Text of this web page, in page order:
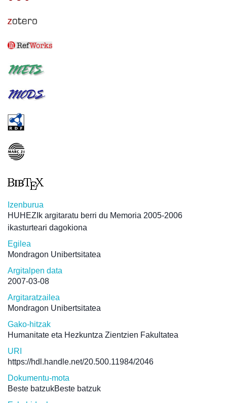
Izenburua
HUHEZIk argitaratu berri du Memoria 2005-2006
ikasturteari dagokiona
Egilea
Mondragon Unibertsitatea
Argitalpen data
2007-03-08
Argitaratzailea
Mondragon Unibertsitatea
Gako-hitzak
Humanitate eta Hezkuntza Zientzien Fakultatea
URI
https://hdl.handle.net/20.500.11984/2046
Dokumentu-mota
Beste batzukBeste batzuk